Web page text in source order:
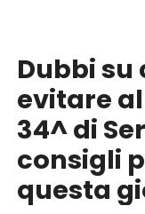
Dubbi su
evitare
34^ di
consigli
questa